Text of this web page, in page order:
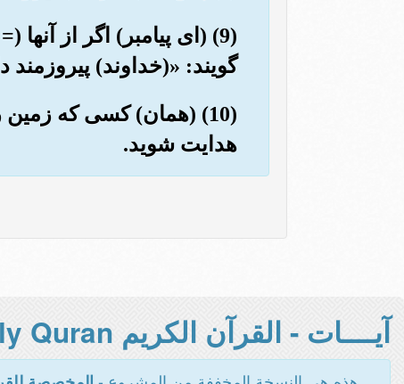
(9) (ای پیامبر) اگر از
گویند: «(خداوند) پیروزمند
(10) (همان) کسی که زمین
هدایت شوید.
آيــــات - القرآن الكريم Holy Quran -